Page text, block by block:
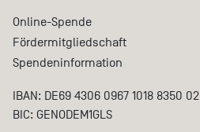
Online-Spende
Fördermitgliedschaft
Spendeninformation
IBAN: DE69 4306 0967 1018 8350 02
BIC: GENODEM1GLS